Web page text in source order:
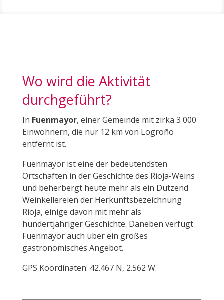
Wo wird die Aktivität
durchgeführt?
In Fuenmayor, einer Gemeinde mit zirka 3 000
Einwohnern, die nur 12 km von Logroño
entfernt ist.
Fuenmayor ist eine der bedeutendsten
Ortschaften in der Geschichte des Rioja-Weins
und beherbergt heute mehr als ein Dutzend
Weinkellereien der Herkunftsbezeichnung
Rioja, einige davon mit mehr als
hundertjähriger Geschichte. Daneben verfügt
Fuenmayor auch über ein großes
gastronomisches Angebot.
GPS Koordinaten: 42.467 N, 2.562 W.